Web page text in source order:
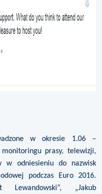
w okresie 1.06 –
prasy, telewizji,
odniesieniu do nazwisk
podczas Euro 2016.
„Jakub